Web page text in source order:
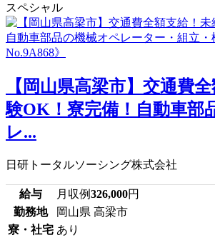
スペシャル
【岡山県高梁市】交通費
験OK！寮完備！自動車部
レ...
日研トータルソーシング株式会社
給与 月収例326,000円
勤務地
岡山県 高梁市
寮・社宅 あり